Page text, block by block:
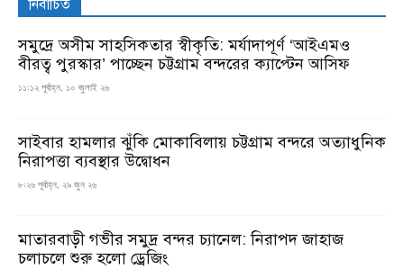
নির্বাচিত
সমুদ্রে অসীম সাহসিকতার স্বীকৃতি: মর্যাদাপূর্ণ ‘আইএমও
বীরত্ব পুরস্কার’ পাচ্ছেন চট্টগ্রাম বন্দরের ক্যাপ্টেন আসিফ
১১:১২ পূর্বাহ্ন, ১০ জুলাই ২৬
সাইবার হামলার ঝুঁকি মোকাবিলায় চট্টগ্রাম বন্দরে অত্যাধুনিক
নিরাপত্তা ব্যবস্থার উদ্বোধন
৮:২৬ পূর্বাহ্ন, ২৯ জুন ২৬
মাতারবাড়ী গভীর সমুদ্র বন্দর চ্যানেল: নিরাপদ জাহাজ
চলাচলে শুরু হলো ড্রেজিং